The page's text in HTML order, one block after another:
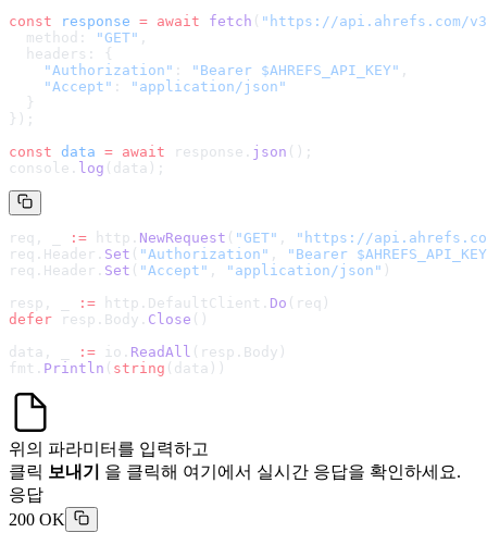
const response = await fetch ( " https://api.ahrefs.com/
  method:
"GET" ,
  headers: {
    "Authorization"
: "Bearer $AHREFS_API_KEY" ,
    "Accept"
:
"application/json"
  }
});
const data = await response. json ();
console. log (data);
req, _ := http. NewRequest ( "GET" , " https://
req.Header. Set ( "Authorization" ,
"Bearer
req.Header. Set ( "Accept" , "application/json" )
resp, _
:= http.DefaultClient. Do (req)
defer resp.Body. Close ()
data, _
:= io. ReadAll (resp.Body)
fmt. Println ( string (data))
위의 파라미터를 입력하고
클릭 보내기
을 클릭해 여기에서 실시간 응답을 확인하세요.
응답
200 OK